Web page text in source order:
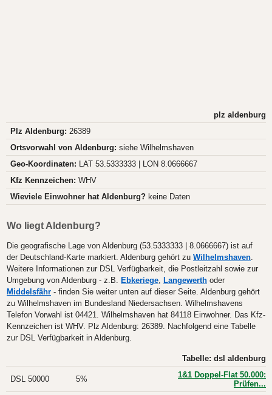
plz aldenburg
Plz Aldenburg: 26389
Ortsvorwahl von Aldenburg: siehe Wilhelmshaven
Geo-Koordinaten: LAT 53.5333333 | LON 8.0666667
Kfz Kennzeichen: WHV
Wieviele Einwohner hat Aldenburg? keine Daten
Wo liegt Aldenburg?
Die geografische Lage von Aldenburg (53.5333333 | 8.0666667) ist auf
der Deutschland-Karte markiert. Aldenburg gehört zu Wilhelmshaven.
Weitere Informationen zur DSL Verfügbarkeit, die Postleitzahl sowie zur
Umgebung von Aldenburg - z.B. Ebkeriege, Langewerth oder
Middelsfähr - finden Sie weiter unten auf dieser Seite. Aldenburg gehört
zu Wilhelmshaven im Bundesland Niedersachsen. Wilhelmshavens
Telefon Vorwahl ist 04421. Wilhelmshaven hat 84118 Einwohner. Das Kfz-
Kennzeichen ist WHV. Plz Aldenburg: 26389. Nachfolgend eine Tabelle
zur DSL Verfügbarkeit in Aldenburg.
Tabelle: dsl aldenburg
DSL 50000 5%
1&1 Doppel-Flat 50.000:
Prüfen...